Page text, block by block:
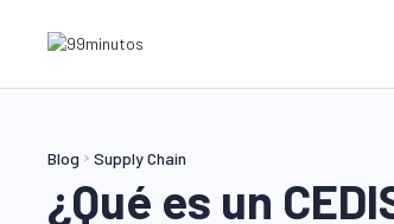
Blog Supply Chain
¿Qué es un